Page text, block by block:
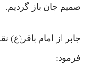
صميم جان باز گرديم.
جابر از امام
فرمود: